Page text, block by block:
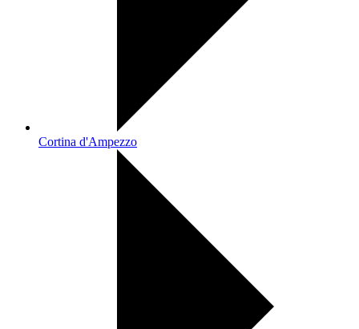
Cortina d'Ampezzo